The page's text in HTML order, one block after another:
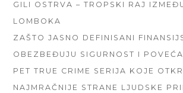
GILI OSTRVA – TROPSKI RAJ
LOMBOKA
ZAŠTO JASNO DEFINISANI
OBEZBEĐUJU SIGURNOST I
PET TRUE CRIME SERIJA KOJE
NAJMRAČNIJE STRANE LJUDSKE